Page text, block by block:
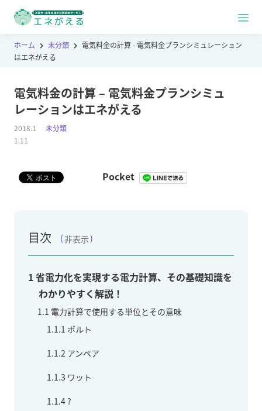
ホーム 未分類
電気料金の計算 - 電気料金プランシミュレーション
はエネがえる
電気料金の計算 – 電気料金プランシミュ
レーションはエネがえる
未分類
2018.1
1.11
Pocket
目次 非表示
1省電力化を実現する電力計算、その基礎知識を
わかりやすく解説！
1.1 電力計算で使用する単位とその意味
1.1.1 ボルト
1.1.2 アンペア
1.1.3 ワット
1.1.4?